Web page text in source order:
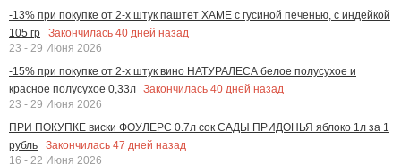
-13% при покупке от 2-х штук паштет ХАМЕ с гусиной печенью, с индейкой
105 гр
Закончилась 40 дней назад
23 - 29 Июня 2026
-15% при покупке от 2-х штук вино НАТУРАЛЕСА белое полусухое и
красное полусухое 0,33л Закончилась 40 дней назад
23 - 29 Июня 2026
ПРИ ПОКУПКЕ виски ФОУЛЕРС 0.7л сок САДЫ ПРИДОНЬЯ яблоко 1л за 1
рубль
Закончилась 47 дней назад
16 - 22 Июня 2026